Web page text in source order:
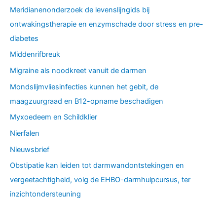
Meridianenonderzoek de levenslijngids bij
ontwakingstherapie en enzymschade door stress en pre-
diabetes
Middenrifbreuk
Migraine als noodkreet vanuit de darmen
Mondslijmvliesinfecties kunnen het gebit, de
maagzuurgraad en B12-opname beschadigen
Myxoedeem en Schildklier
Nierfalen
Nieuwsbrief
Obstipatie kan leiden tot darmwandontstekingen en
vergeetachtigheid, volg de EHBO-darmhulpcursus, ter
inzichtondersteuning